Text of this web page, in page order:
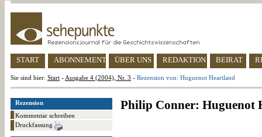
START ABONNEMENT ÜBER UNS REDAKTION BEIRAT
Sie sind hier: Start - Ausgabe 4 (2004), Nr. 3 - Rezension von: Huguenot Heartland
Rezension
Kommentar schreiben
Druckfassung
Philip Conner: Huguenot